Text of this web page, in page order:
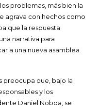
problemas, más bien la
agrava con hechos como
que la respuesta
narrativa para
a una nueva asamblea
preocupa que, bajo la
y los
Daniel Noboa, se